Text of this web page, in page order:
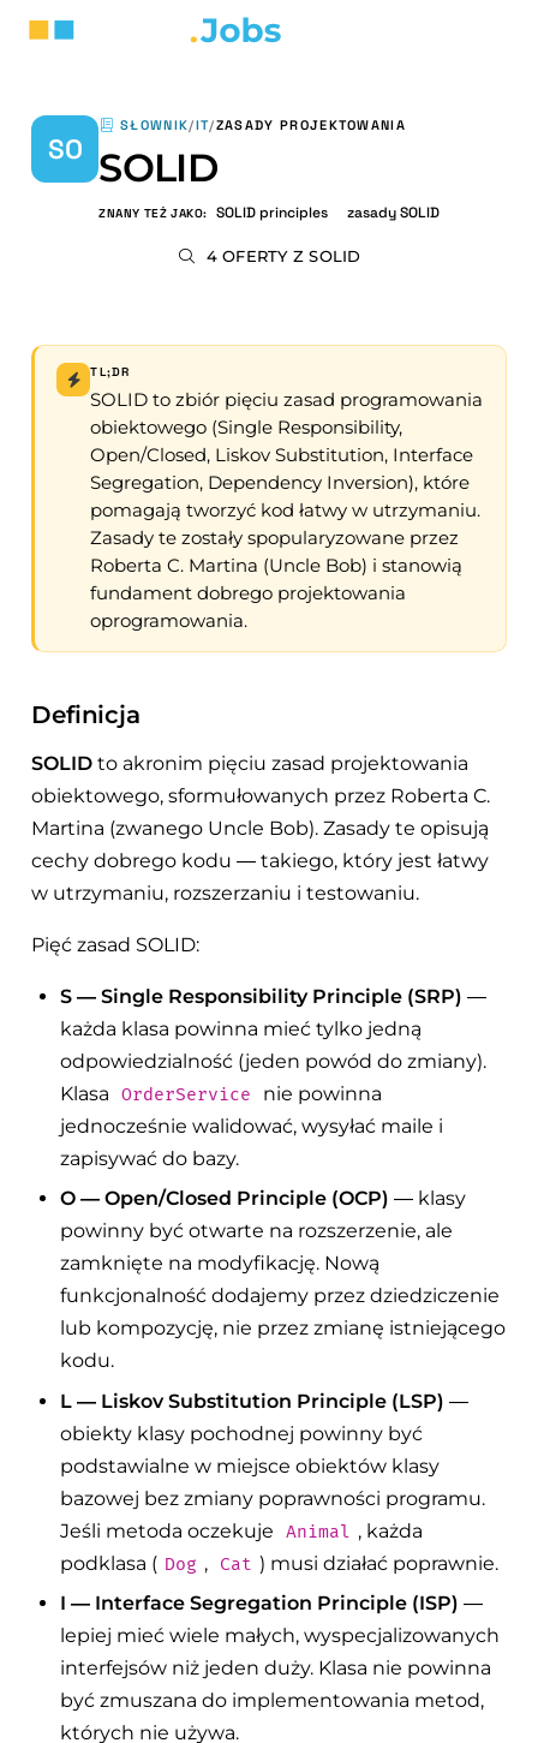
SO
SŁOWNIK/IT/ZASADY PROJEKTOWANIA
SOLID
ZNANY TEŻ JAKO: SOLID principles zasady SOLID
4 OFERTY Z SOLID
TL;DR
SOLID to zbiór pięciu zasad programowania
obiektowego (Single Responsibility,
Open/Closed, Liskov Substitution, Interface
Segregation, Dependency Inversion), które
pomagają tworzyć kod łatwy w utrzymaniu.
Zasady te zostały spopularyzowane przez
Roberta C. Martina (Uncle Bob) i stanowią
fundament dobrego projektowania
oprogramowania.
Definicja
SOLID to akronim pięciu zasad projektowania
obiektowego, sformułowanych przez Roberta C.
Martina (zwanego Uncle Bob). Zasady te opisują
cechy dobrego kodu — takiego, który jest łatwy
w utrzymaniu, rozszerzaniu i testowaniu.
Pięć zasad SOLID:
S — Single Responsibility Principle (SRP) —
każda klasa powinna mieć tylko jedną
odpowiedzialność (jeden powód do zmiany).
Klasa
OrderService
nie powinna
jednocześnie walidować, wysyłać maile i
zapisywać do bazy.
O — Open/Closed Principle (OCP) — klasy
powinny być otwarte na rozszerzenie, ale
zamknięte na modyfikację. Nową
funkcjonalność dodajemy przez dziedziczenie
lub kompozycję, nie przez zmianę istniejącego
kodu.
L — Liskov Substitution Principle (LSP) —
obiekty klasy pochodnej powinny być
podstawialne w miejsce obiektów klasy
bazowej bez zmiany poprawności programu.
Jeśli metoda oczekuje
Animal , każda
podklasa ( Dog , Cat ) musi działać poprawnie.
I — Interface Segregation Principle (ISP) —
lepiej mieć wiele małych, wyspecjalizowanych
interfejsów niż jeden duży. Klasa nie powinna
być zmuszana do implementowania metod,
których nie używa.